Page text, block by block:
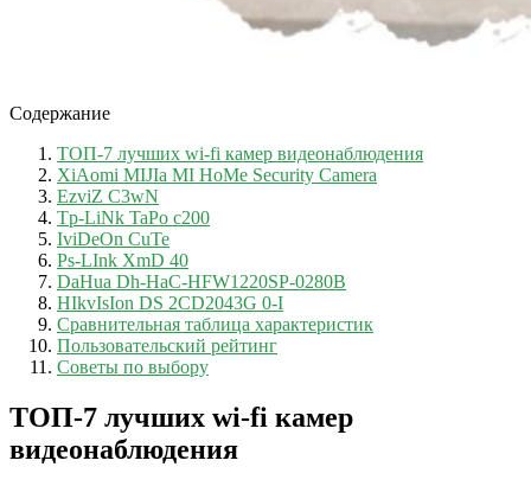
Содержание
ТОП-7 лучших wi-fi камер видеонаблюдения
XiAomi MIJIa MI HoMe Security Camera
EzviZ C3wN
Tp-LiNk TaPo c200
IviDeOn CuTe
Ps-LInk XmD 40
DaHua Dh-HaC-HFW1220SP-0280B
HIkvIsIon DS 2CD2043G 0-I
Сравнительная таблица характеристик
Пользовательский рейтинг
Советы по выбору
ТОП-7 лучших wi-fi камер
видеонаблюдения